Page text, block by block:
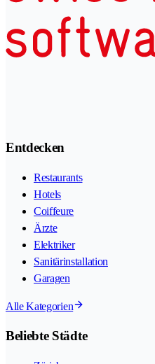
Entdecken
Restaurants
Hotels
Coiffeure
Ärzte
Elektriker
Sanitärinstallation
Garagen
Alle Kategorien
Beliebte Städte